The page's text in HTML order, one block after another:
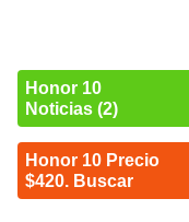
Honor 10
Noticias (2)
Honor 10 Precio
$420. Buscar